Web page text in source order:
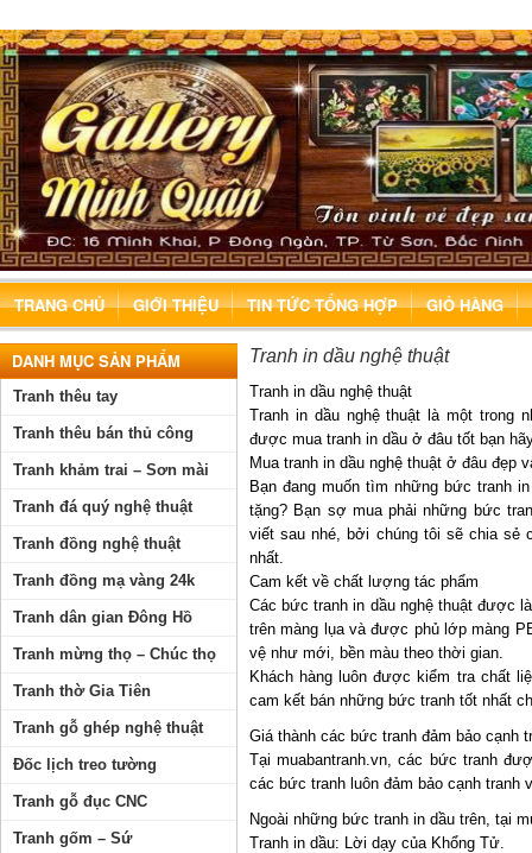
TRANG CHỦ GIỚI THIỆU TIN TỨC TỔNG HỢP GIỎ HÀNG
Tranh in dầu nghệ thuật
Tranh in dầu nghệ thuật
Tranh in dầu nghệ thuật là một trong
được mua tranh in dầu ở đâu tốt bạn
Mua tranh in dầu nghệ thuật ở đâu đẹp
Bạn đang muốn tìm những bức tranh
tặng? Bạn sợ mua phải những bức
viết sau nhé, bởi chúng tôi sẽ chia sẻ
nhất.
Cam kết về chất lượng tác phẩm
Các bức tranh in dầu nghệ thuật được
trên màng lụa và được phủ lớp màng
vệ như mới, bền màu theo thời gian.
Khách hàng luôn được kiểm tra chất
cam kết bán những bức tranh tốt nhất
Giá thành các bức tranh đảm bảo cạnh
Tại muabantranh.vn, các bức tranh
các bức tranh luôn đảm bảo cạnh tranh
Ngoài những bức tranh in dầu trên, tại
Tranh in dầu: Lời dạy của Khổng Tử.
DANH MỤC SẢN PHẨM
Tranh thêu tay
Tranh thêu bán thủ công
Tranh khảm trai – Sơn mài
Tranh đá quý nghệ thuật
Tranh đồng nghệ thuật
Tranh đồng mạ vàng 24k
Tranh dân gian Đông Hồ
Tranh mừng thọ – Chúc thọ
Tranh thờ Gia Tiên
Tranh gỗ ghép nghệ thuật
Đốc lịch treo tường
Tranh gỗ đục CNC
Tranh gốm – Sứ